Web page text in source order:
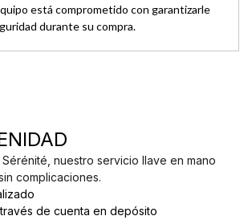
está comprometido con garantizarle
durante su compra.
nuestro servicio llave en mano
complicaciones.
de cuenta en depósito